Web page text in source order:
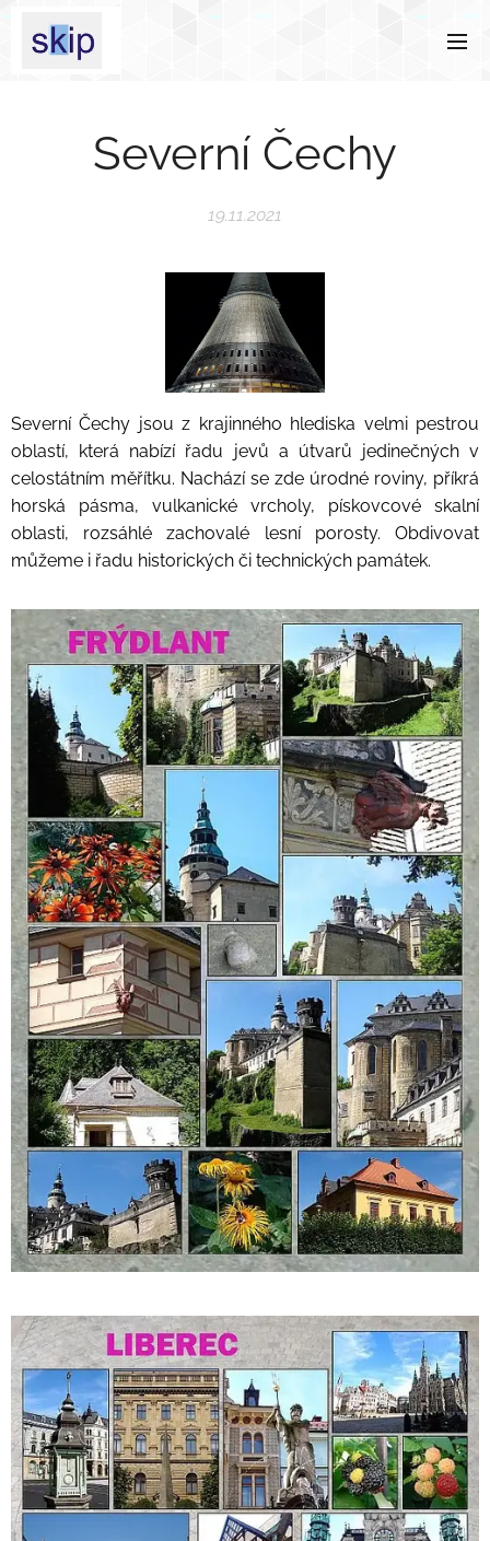
Severní Čechy
19.11.2021
Severní Čechy jsou z krajinného hlediska velmi pestrou
oblastí, která nabízí řadu jevů a útvarů jedinečných v
celostátním měřítku. Nachází se zde úrodné roviny, příkrá
horská pásma, vulkanické vrcholy, pískovcové skalní
oblasti, rozsáhlé zachovalé lesní porosty. Obdivovat
můžeme i řadu historických či technických památek.